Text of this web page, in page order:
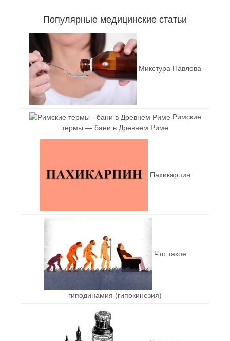
Популярные медицинские статьи
Микстура Павлова
Римские
термы — бани в Древнем Риме
Пахикарпин
Что такое
гиподинамия (гипокинезия)